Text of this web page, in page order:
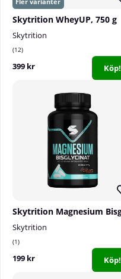
Skytrition WheyUP, 750 g
Skytrition
12
399 kr Köp!
Skytrition
1
199 kr Köp!